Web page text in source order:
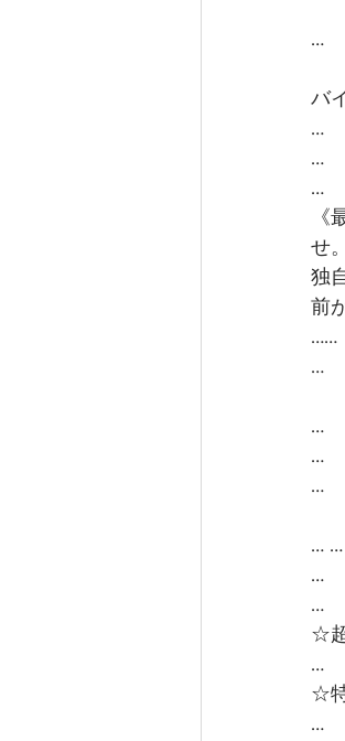
…
バ
…
…
…
せ
独
前
……
…
…
…
…
… …
…
…
☆
…
☆
…